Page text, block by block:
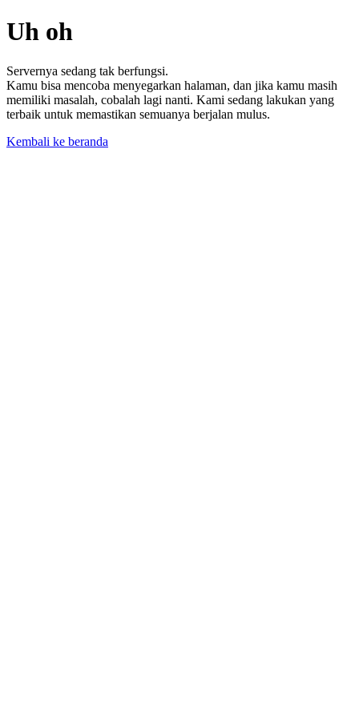
Uh oh
Servernya sedang tak berfungsi.
Kamu bisa mencoba menyegarkan halaman, dan jika kamu masih
memiliki masalah, cobalah lagi nanti. Kami sedang lakukan yang
terbaik untuk memastikan semuanya berjalan mulus.
Kembali ke beranda